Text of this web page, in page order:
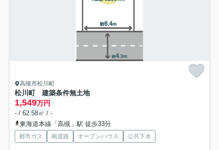
高槻市松川町
松川町 建築条件無土地
1,549万円
- / 62.58㎡ / -
東海道本線「高槻」駅 徒歩33分
都市ガス 南道路 オープンハウス 公共下水